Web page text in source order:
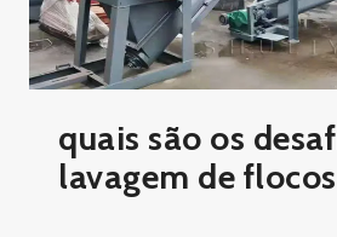
quais são os
lavagem de